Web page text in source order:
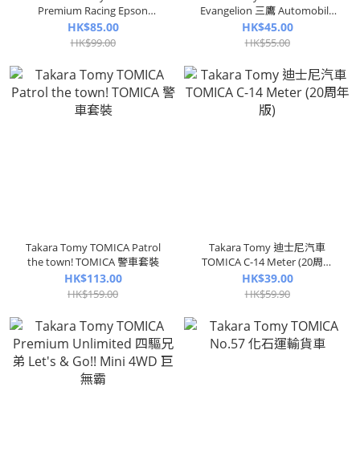
Premium Racing Epson
Module NSX GT2018 '26
HK$85.00
HK$99.00
Evangelion 三鷹 Automobile
Works 光岡 Orochi
HK$45.00
HK$55.00
Takara Tomy TOMICA Patrol
the town! TOMICA 警車套裝
HK$113.00
HK$159.00
Takara Tomy 迪士尼汽車
TOMICA C-14 Meter (20周年
版)
HK$39.00
HK$59.90